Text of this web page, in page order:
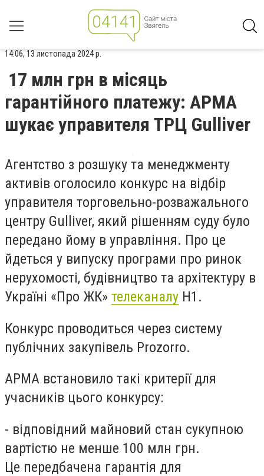
14:06, 13 листопада 2024 р.
17 млн грн в місяць
гарантійного платежу: АРМА
шукає управителя ТРЦ Gulliver
Агентство з розшуку та менеджменту
активів оголосило конкурс на відбір
управителя торговельно-розважального
центру Gulliver, який рішенням суду було
передано йому в управління. Про це
йдеться у випуску програми про ринок
нерухомості, будівництво та архітектуру в
Україні «Про ЖК» телеканалу Н1.
Конкурс проводиться через систему
публічних закупівель Prozorro.
АРМА встановило такі критерії для
учасників цього конкурсу:
- відповідний майновий стан сукупною
вартістю не менше 100 млн грн.
Це передбачена гарантія для